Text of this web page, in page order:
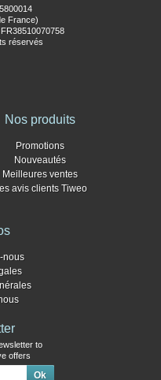
France)
réservés
Nos produits
Promotions
Nouveautés
Meilleures ventes
avis clients Tiweo
nous
to
offers